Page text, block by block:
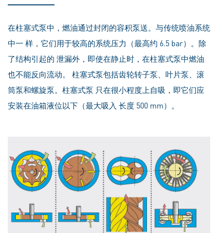
在柱塞式泵中，燃油通过封闭的容积泵送。与传统喷油系统
中一 样，它们用于较高的系统压力（最高约 6.5 bar）。除
了结构引起的 泄漏外，即使在静止时，在柱塞式泵中燃油
也不能反向流动。 柱塞式泵包括齿轮转子泵、叶片泵、滚
筒泵和螺旋泵。柱塞式泵 只在很小程度上自吸，即它们应
安装在油箱液位以下（最大吸入 长度 500 mm）。